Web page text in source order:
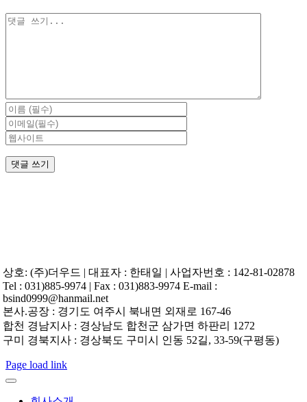
댓
상호: (주)더우드 | 대표자 : 한태일 | 사업자번호 : 142-81-02878
Tel : 031)885-9974 | Fax : 031)883-9974 E-mail :
bsind0999@hanmail.net
본사.공장 : 경기도 여주시 북내면 외재로 167-46
합천 경남지사 : 경상남도 합천군 삼가면 하판리 1272
구미 경북지사 : 경상북도 구미시 인동 52길, 33-59(구평동)
Page load link